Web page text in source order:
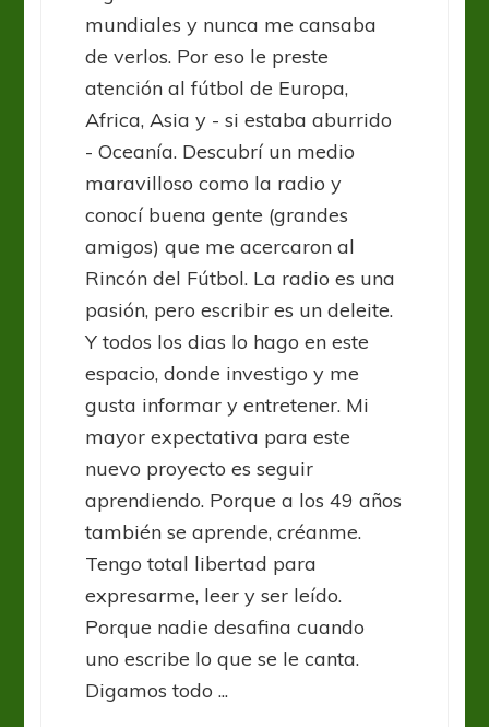
mundiales y nunca me cansaba
de verlos. Por eso le preste
atención al fútbol de Europa,
Africa, Asia y - si estaba aburrido
- Oceanía. Descubrí un medio
maravilloso como la radio y
conocí buena gente (grandes
amigos) que me acercaron al
Rincón del Fútbol. La radio es una
pasión, pero escribir es un deleite.
Y todos los dias lo hago en este
espacio, donde investigo y me
gusta informar y entretener. Mi
mayor expectativa para este
nuevo proyecto es seguir
aprendiendo. Porque a los 49 años
también se aprende, créanme.
Tengo total libertad para
expresarme, leer y ser leído.
Porque nadie desafina cuando
uno escribe lo que se le canta.
Digamos todo ...